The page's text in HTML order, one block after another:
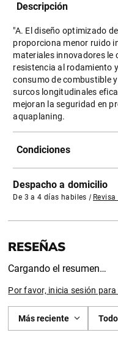
Descripción
"A. El diseño optimizado
proporciona menor ruido
materiales innovadores le
resistencia al rodamiento
consumo de combustible
surcos longitudinales
mejoran la seguridad en
aquaplaning.
Condiciones
Despacho a domicilio
De 3 a 4 días habiles |
Cargando el resumen…
Por favor, inicia sesión
Más reciente